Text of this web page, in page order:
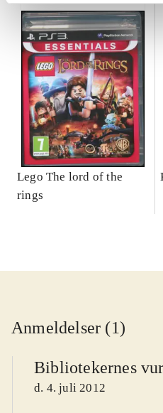
Lego The lord of the
rings
Anmeldelser (1)
Bibliotekernes
d. 4. juli 2012